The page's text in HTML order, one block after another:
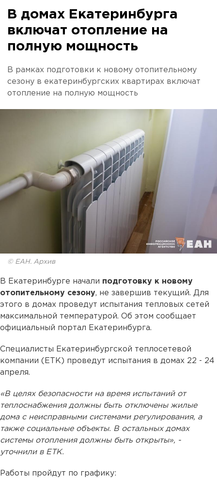
В домах Екатеринбурга
включат отопление на
полную мощность
В рамках подготовки к новому отопительному
сезону в екатеринбургских квартирах включат
отопление на полную мощность
© ЕАН. Архив
В Екатеринбурге начали подготовку к новому
отопительному сезону, не завершив текущий. Для
этого в домах проведут испытания тепловых сетей
максимальной температурой. Об этом сообщает
официальный портал Екатеринбурга.
Специалисты Екатеринбургской теплосетевой
компании (ЕТК) проведут испытания в домах 22 - 24
апреля.
«В целях безопасности на время испытаний от
теплоснабжения должны быть отключены жилые
дома с неисправными системами регулирования, а
также социальные объекты. В остальных домах
системы отопления должны быть открыты», -
уточнили в ЕТК.
Работы пройдут по графику: